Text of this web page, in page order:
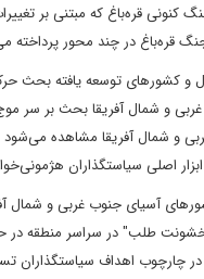
کنونی قره‌باغ که مبتنی بر
قره‌باغ در چند محور پرداخته
و کشورهای توسعه یافته بحث
و شمال آفریقا بحث بر سر
و شمال آفریقا مشاهده می‌شود
ابزار اصلی سیاستگذاران
آسیای جنوب غربی و شمال
طلب" در سراسر منطقه
چارچوب اهداف سیاستگذاران